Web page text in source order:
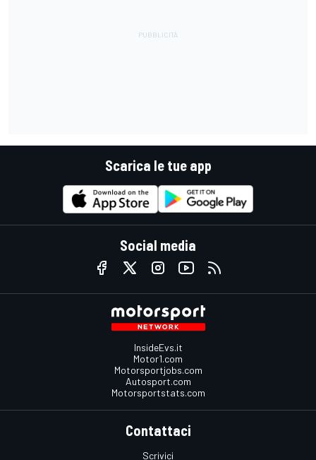
Scarica le tue app
Social media
InsideEvs.it
Motor1.com
Motorsportjobs.com
Autosport.com
Motorsportstats.com
Contattaci
Scrivici